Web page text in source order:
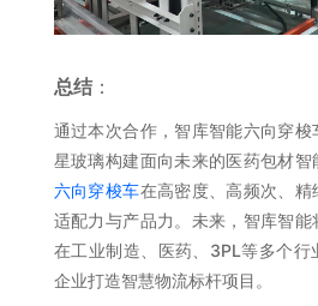
总结：
通过本次合作，智库智能六向穿
星玻璃构建面向未来的医药包材智
六向穿梭车在高密度、高频次、
适配力与产品力。未来，智库智
在工业制造、医药、3PL等多个行
企业打造智慧物流标杆项目。